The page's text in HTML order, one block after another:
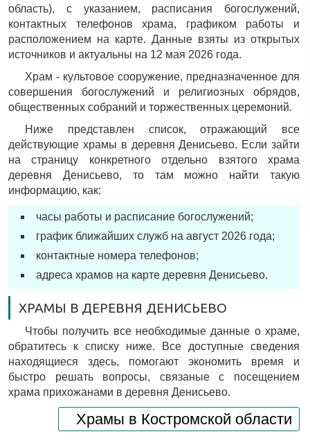
область), c указанием, расписания богослужений,
контактных телефонов храма, графиком работы и
расположением на карте. Данные взяты из открытых
источников и актуальны на 12 мая 2026 года.
Храм - культовое сооружение, предназначенное для
совершения богослужений и религиозных обрядов,
общественных собраний и торжественных церемоний.
Ниже представлен список, отражающий все
действующие храмы в деревня Денисьево. Если зайти
на страницу конкретного отдельно взятого храма
деревня Денисьево, то там можно найти такую
информацию, как:
часы работы и расписание богослужений;
график ближайших служб на август 2026 года;
контактные номера телефонов;
адреса храмов на карте деревня Денисьево.
ХРАМЫ В ДЕРЕВНЯ ДЕНИСЬЕВО
Чтобы получить все необходимые данные о храме,
обратитесь к списку ниже. Все доступные сведения
находящиеся здесь, помогают экономить время и
быстро решать вопросы, связаные с посещением
храма прихожанами в деревня Денисьево.
Храмы в Костромской области